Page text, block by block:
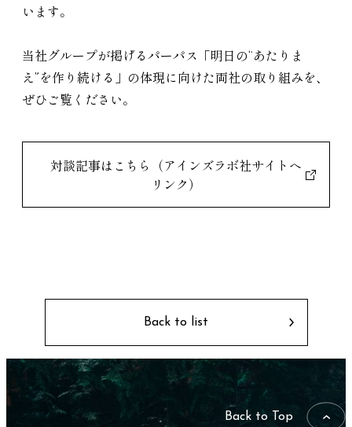
います。
当社グループが掲げるパーパス「明日の“あたりま
え”を作り続ける」の体現に向けた両社の取り組みを、
ぜひご覧ください。
対談記事はこちら（アインズラボ社サイトへ
リンク）
Back to list
Back to Top